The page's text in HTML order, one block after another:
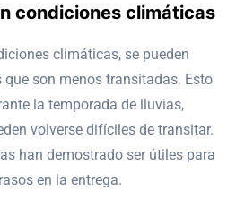
condiciones climáticas
climáticas, se pueden
son menos transitadas. Esto
la temporada de lluvias,
volverse difíciles de transitar.
han demostrado ser útiles para
en la entrega.